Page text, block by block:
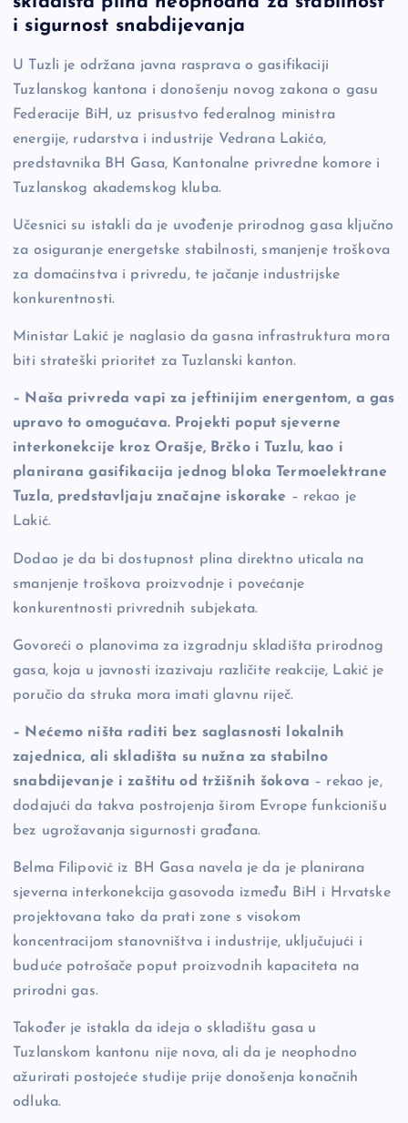
b
o
o
k
Li
n
k
g
i sigurnost snabdijevanja
U Tuzli je održana javna rasprava o gasifikaciji
Tuzlanskog kantona i donošenju novog zakona o gasu
Federacije BiH, uz prisustvo federalnog ministra
energije, rudarstva i industrije Vedrana Lakića,
predstavnika BH Gasa, Kantonalne privredne komore i
Tuzlanskog akademskog kluba.
Učesnici su istakli da je uvođenje prirodnog gasa ključno
za osiguranje energetske stabilnosti, smanjenje troškova
za domaćinstva i privredu, te jačanje industrijske
konkurentnosti.
Ministar Lakić je naglasio da gasna infrastruktura mora
biti strateški prioritet za Tuzlanski kanton.
– Naša privreda vapi za jeftinijim energentom, a gas
upravo to omogućava. Projekti poput sjeverne
interkonekcije kroz Orašje, Brčko i Tuzlu, kao i
planirana gasifikacija jednog bloka Termoelektrane
Tuzla, predstavljaju značajne iskorake – rekao je
Lakić.
Dodao je da bi dostupnost plina direktno uticala na
smanjenje troškova proizvodnje i povećanje
konkurentnosti privrednih subjekata.
Govoreći o planovima za izgradnju skladišta prirodnog
gasa, koja u javnosti izazivaju različite reakcije, Lakić je
poručio da struka mora imati glavnu riječ.
– Nećemo ništa raditi bez saglasnosti lokalnih
zajednica, ali skladišta su nužna za stabilno
snabdijevanje i zaštitu od tržišnih šokova – rekao je,
dodajući da takva postrojenja širom Evrope funkcionišu
bez ugrožavanja sigurnosti građana.
Belma Filipović iz BH Gasa navela je da je planirana
sjeverna interkonekcija gasovoda između BiH i Hrvatske
projektovana tako da prati zone s visokom
koncentracijom stanovništva i industrije, uključujući i
buduće potrošače poput proizvodnih kapaciteta na
prirodni gas.
Također je istakla da ideja o skladištu gasa u
Tuzlanskom kantonu nije nova, ali da je neophodno
ažurirati postojeće studije prije donošenja konačnih
odluka.